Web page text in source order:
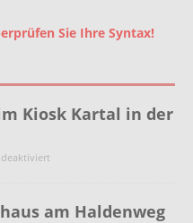
Sie Ihre Syntax!
Kiosk Kartal in der
am Haldenweg